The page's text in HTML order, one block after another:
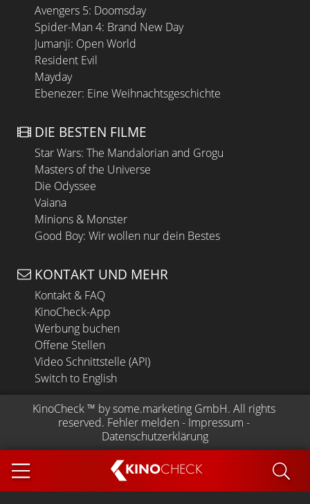
KINOCHECK
Avengers 5: Doomsday
Spider-Man 4: Brand New Day
Jumanji: Open World
Resident Evil
Mayday
Ebenezer: Eine Weihnachtsgeschichte
DIE BESTEN FILME
Star Wars: The Mandalorian and Grogu
Masters of the Universe
Die Odyssee
Vaiana
Minions & Monster
Good Boy: Wir wollen nur dein Bestes
KONTAKT UND MEHR
Kontakt & FAQ
KinoCheck-App
Werbung buchen
Offene Stellen
Video Schnittstelle (API)
Switch to English
KinoCheck ™ by some.marketing GmbH. All rights
reserved. Fehler melden - Impressum -
Datenschutzerklärung